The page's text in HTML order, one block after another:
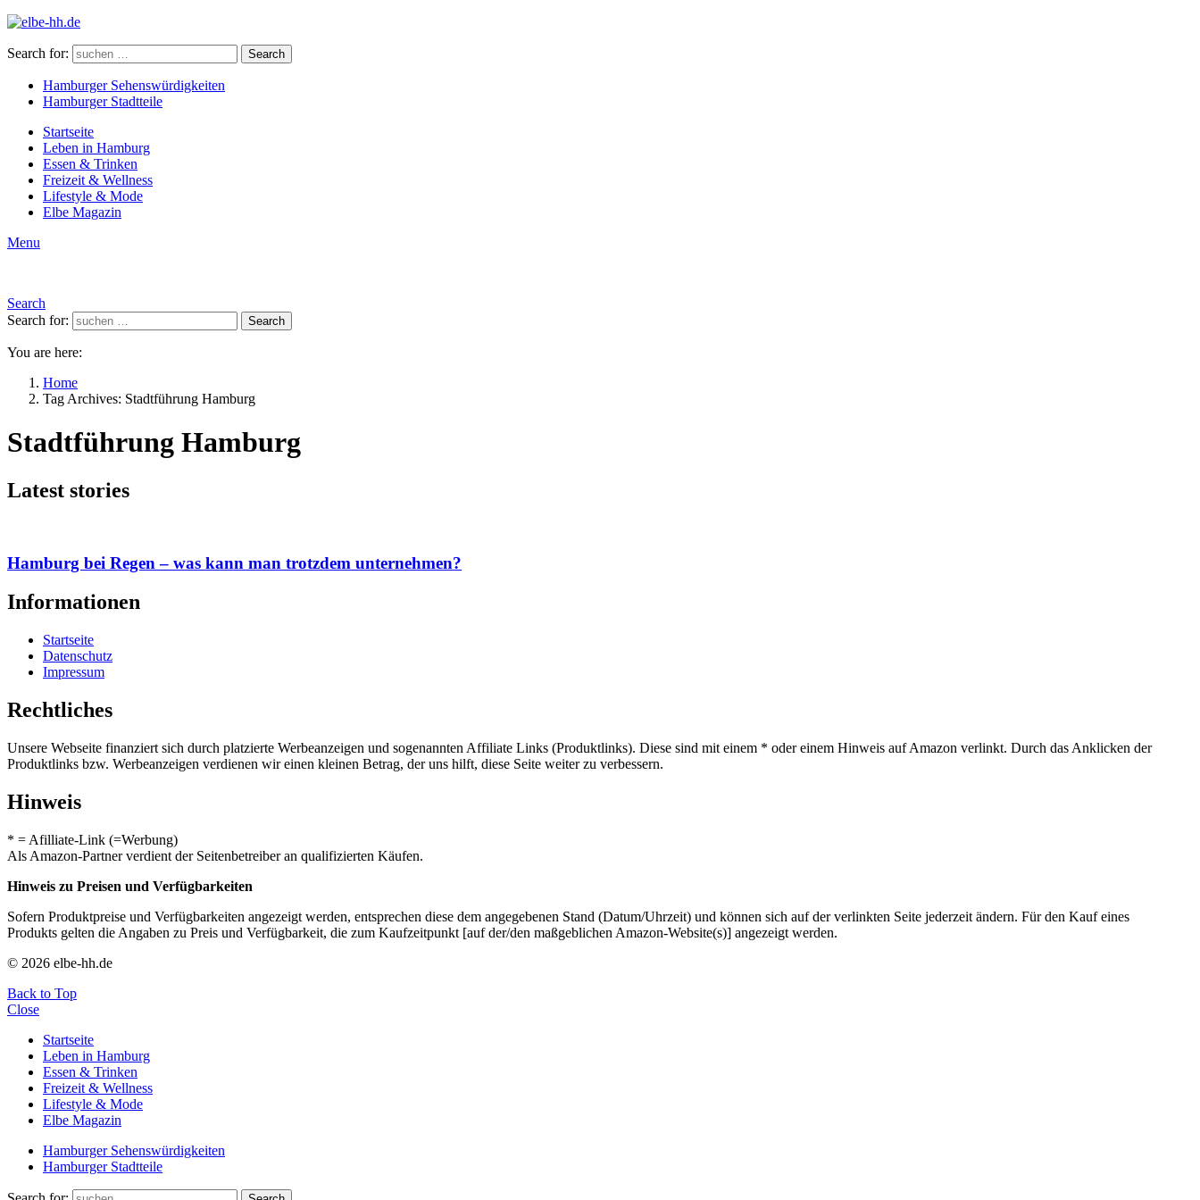
Search for: Search
Hamburger Sehenswürdigkeiten
Hamburger Stadtteile
Startseite
Leben in Hamburg
Essen & Trinken
Freizeit & Wellness
Lifestyle & Mode
Elbe Magazin
Menu
Search
Search for:
Search
You are here:
Home
Tag Archives: Stadtführung Hamburg
Stadtführung Hamburg
Latest stories
Hamburg bei Regen – was kann man trotzdem unternehmen?
Informationen
Startseite
Datenschutz
Impressum
Rechtliches
Unsere Webseite finanziert sich durch platzierte Werbeanzeigen und sogenannten Affiliate Links (Produktlinks). Diese sind mit einem * oder einem Hinweis auf Amazon verlinkt. Durch das Anklicken der
Produktlinks bzw. Werbeanzeigen verdienen wir einen kleinen Betrag, der uns hilft, diese Seite weiter zu verbessern.
Hinweis
* = Afilliate-Link (=Werbung)
Als Amazon-Partner verdient der Seitenbetreiber an qualifizierten Käufen.
Hinweis zu Preisen und Verfügbarkeiten
Sofern Produktpreise und Verfügbarkeiten angezeigt werden, entsprechen diese dem angegebenen Stand (Datum/Uhrzeit) und können sich auf der verlinkten Seite jederzeit ändern. Für den Kauf eines
Produkts gelten die Angaben zu Preis und Verfügbarkeit, die zum Kaufzeitpunkt [auf der/den maßgeblichen Amazon-Website(s)] angezeigt werden.
© 2026 elbe-hh.de
Back to Top
Close
Startseite
Leben in Hamburg
Essen & Trinken
Freizeit & Wellness
Lifestyle & Mode
Elbe Magazin
Hamburger Sehenswürdigkeiten
Hamburger Stadtteile